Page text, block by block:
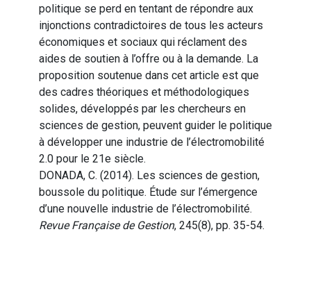
politique se perd en tentant de répondre aux
injonctions contradictoires de tous les acteurs
économiques et sociaux qui réclament des
aides de soutien à l’offre ou à la demande. La
proposition soutenue dans cet article est que
des cadres théoriques et méthodologiques
solides, développés par les chercheurs en
sciences de gestion, peuvent guider le politique
à développer une industrie de l’électromobilité
2.0 pour le 21e siècle.
DONADA, C. (2014). Les sciences de gestion,
boussole du politique. Étude sur l’émergence
d’une nouvelle industrie de l’électromobilité.
Revue Française de Gestion, 245(8), pp. 35-54.